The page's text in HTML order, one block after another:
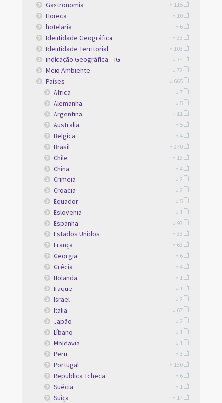
Gastronomia » 115
Horeca » 10
hotelaria » 6
Identidade Geográfica » 33
Identidade Territorial » 103
Indicação Geográfica – IG » 34
Meio Ambiente » 72
Países » 665
Africa » 7
Alemanha » 5
Argentina » 11
Australia » 5
Belgica » 4
Brasil » 270
Chile » 13
China » 4
Crimeia » 2
Croacia » 2
Equador » 5
Eslovenia » 1
Espanha » 93
Estados Unidos » 33
França » 63
Georgia » 6
Grécia » 4
Holanda » 1
Iraque » 1
Israel » 2
Italia » 67
Japão » 2
Líbano » 1
Moldavia » 1
Peru » 3
Portugal » 130
Republica Tcheca » 6
Suécia » 1
Suiça » 17